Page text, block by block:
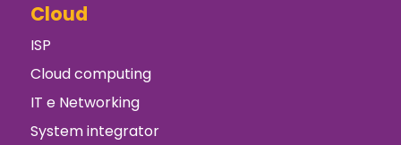
Cloud
ISP
Cloud computing
IT e Networking
System integrator